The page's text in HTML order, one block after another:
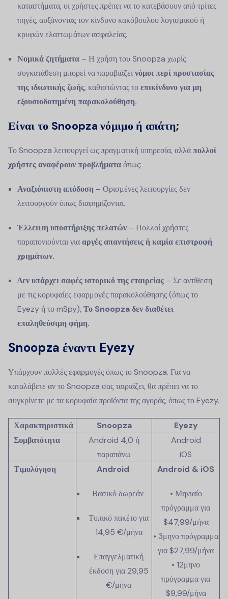
καταστήματα, οι χρήστες πρέπει να το κατεβάσουν από τρίτες
πηγές, αυξάνοντας τον κίνδυνο κακόβουλου λογισμικού ή
κρυφών ελαττωμάτων ασφαλείας.
Νομικά ζητήματα – Η χρήση του Snoopza χωρίς
συγκατάθεση μπορεί να παραβιάζεινόμοι περί προστασίας
της ιδιωτικής ζωής, καθιστώντας τοεπικίνδυνο για μη
εξουσιοδοτημένη παρακολούθηση.
Είναι το Snoopza νόμιμο ή απάτη;
Το Snoopza λειτουργεί ως πραγματική υπηρεσία, αλλάπολλοί
χρήστες αναφέρουν προβλήματαόπως:
Αναξιόπιστη απόδοση – Ορισμένες λειτουργίες δεν
λειτουργούν όπως διαφημίζονται.
Έλλειψη υποστήριξης πελατών – Πολλοί χρήστες
παραπονιούνται γιααργές απαντήσεις ή καμία επιστροφή
χρημάτων.
Δεν υπάρχει σαφές ιστορικό της εταιρείας – Σε αντίθεση
με τις κορυφαίες εφαρμογές παρακολούθησης (όπως το
Eyezy ή το mSpy), Το Snoopza δεν διαθέτει
επαληθεύσιμη φήμη.
Snoopza έναντι Eyezy
Υπάρχουν πολλές εφαρμογές όπως το Snoopza. Για να
καταλάβετε αν το Snoopza σας ταιριάζει, θα πρέπει να το
συγκρίνετε με τα κορυφαία προϊόντα της αγοράς, όπως το Eyezy.
Χαρακτηριστικά Snoopza
Eyezy
Συμβατότητα
Android 4,0 ή
παραπάνω
Android
iOS
Τιμολόγηση
Android
Βασικό δωρεάν
Τυπικό πακέτο για
14,95 €/μήνα
Επαγγελματική
έκδοση για 29,95
€/μήνα
Android & iOS
• Μηνιαίο
πρόγραμμα για
$47,99/μήνα
• 3μηνο πρόγραμμα
για $27,99/μήνα
• 12μηνο
πρόγραμμα για
$9,99/μήνα